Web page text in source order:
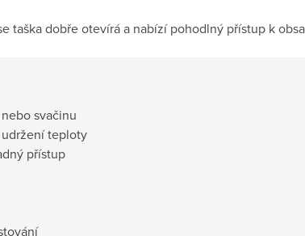
taška dobře otevírá a nabízí pohodlný přístup k
svačinu
teploty
přístup